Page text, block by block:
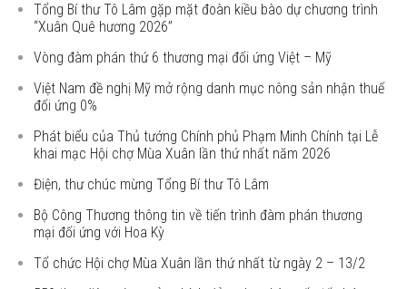
Tổng Bí thư Tô Lâm gặp mặt đoàn kiều bào dự chương trình
“Xuân Quê hương 2026”
Vòng đàm phán thứ 6 thương mại đối ứng Việt – Mỹ
Việt Nam đề nghị Mỹ mở rộng danh mục nông sản nhận thuế
đối ứng 0%
Phát biểu của Thủ tướng Chính phủ Phạm Minh Chính tại Lễ
khai mạc Hội chợ Mùa Xuân lần thứ nhất năm 2026
Điện, thư chúc mừng Tổng Bí thư Tô Lâm
Bộ Công Thương thông tin về tiến trình đàm phán thương
mại đối ứng với Hoa Kỳ
Tổ chức Hội chợ Mùa Xuân lần thứ nhất từ ngày 2 – 13/2